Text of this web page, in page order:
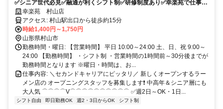
✅️シニア世代必見✅️融通が利くシフト制✅️研修制度あり✅️幸楽苑で仕事始
め 幸楽苑 村山店
アクセス: 村山駅出口から徒歩約15分
時給1,400円～1,750円
山形県村山市
勤務時間・曜日: 【営業時間】 平日 10:00～24:00 土、日、祝 9:00～
24:00 【勤務時間】 ・シフト制 ・営業時間の1時間前～30分後までが
勤務時間となります ※曜日・時間は、お...
仕事内容: ＼セカンドキャリアにピッタリ／ 新しくオープンするラー
メン店の オープニングスタッフを募集します❗️ 中高年＆シニア層にも
大人気 ⌒⌒⌒⌒V⌒⌒⌒⌒⌒⌒⌒⌒⌒⌒ ✅️週2日～OK・1日...
シフト自由 即日勤務OK 週2・3日からOK シフト制